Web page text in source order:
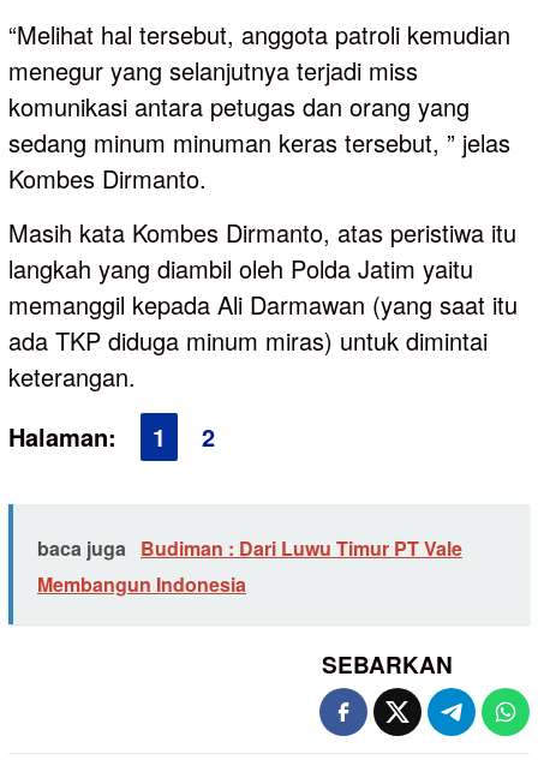
“Melihat hal tersebut, anggota patroli kemudian
menegur yang selanjutnya terjadi miss
komunikasi antara petugas dan orang yang
sedang minum minuman keras tersebut, ” jelas
Kombes Dirmanto.
Masih kata Kombes Dirmanto, atas peristiwa itu
langkah yang diambil oleh Polda Jatim yaitu
memanggil kepada Ali Darmawan (yang saat itu
ada TKP diduga minum miras) untuk dimintai
keterangan.
Halaman:
1 2
baca juga Budiman : Dari Luwu Timur PT Vale
Membangun Indonesia
SEBARKAN